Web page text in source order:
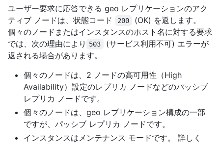
ユーザー要求に応答できる geo レプリケーションのアク
ティブ ノードは、状態コード
200
(OK) を返します。
個々のノードまたはインスタンスのホスト名に対する要求
では、次の理由により
503
(サービス利用不可) エラーが
返される場合があります。
個々のノードは、2 ノードの高可用性（High
Availability）設定のレプリカ ノードなどのパッシブ
レプリカ ノードです。
個々のノードは、geo レプリケーション構成の一部
ですが、パッシブ レプリカ ノードです。
インスタンスはメンテナンス モードです。 詳しく